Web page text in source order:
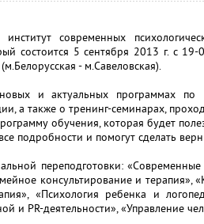
институт современных
состоится 5 сентября 2013 г. с
- м.Савеловская).
и актуальных программах по
а также о тренинг-семинарах,
обучения, которая будет
подробности и помогут сделать
переподготовки:
консультирование и терапия»,
«Психология ребенка и
и PR-деятельности», «Управление